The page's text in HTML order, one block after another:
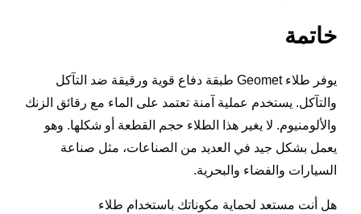
خاتمة
يوفر طلاء Geomet طبقة دفاع قوية ورقيقة ضد التآكل
والتآكل. يستخدم عملية آمنة تعتمد على الماء مع رقائق الزنك
والألومنيوم. لا يغير هذا الطلاء حجم القطعة أو شكلها. وهو
يعمل بشكل جيد في العديد من الصناعات، مثل صناعة
السيارات والفضاء والبحرية.
هل أنت مستعد لحماية مكوناتك باستخدام طلاء